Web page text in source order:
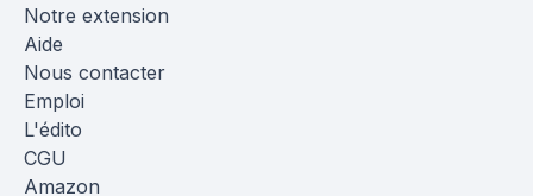
Notre extension
Aide
Nous contacter
Emploi
L'édito
CGU
Amazon